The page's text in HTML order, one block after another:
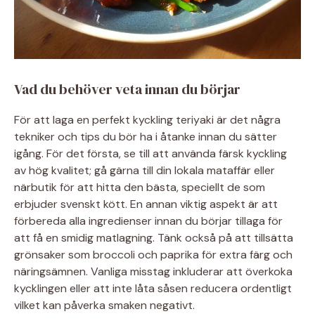
Vad du behöver veta innan du börjar
För att laga en perfekt kyckling teriyaki är det några
tekniker och tips du bör ha i åtanke innan du sätter
igång. För det första, se till att använda färsk kyckling
av hög kvalitet; gå gärna till din lokala mataffär eller
närbutik för att hitta den bästa, speciellt de som
erbjuder svenskt kött. En annan viktig aspekt är att
förbereda alla ingredienser innan du börjar tillaga för
att få en smidig matlagning. Tänk också på att tillsätta
grönsaker som broccoli och paprika för extra färg och
näringsämnen. Vanliga misstag inkluderar att överkoka
kycklingen eller att inte låta såsen reducera ordentligt
vilket kan påverka smaken negativt.